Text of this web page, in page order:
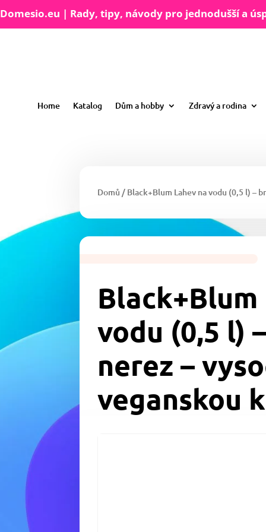
Domesio.eu | Rady, tipy, návody pro jednodušší a
Home Katalog Dům a hobby Zdravý a rodina
Domů / Black+Blum Lahev na vodu (0,5 l) –
Black+Blum
vodu (0,5 l)
nerez –
veganskou